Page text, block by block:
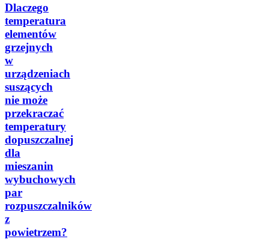
Dlaczego
temperatura
elementów
grzejnych
w
urządzeniach
suszących
nie może
przekraczać
temperatury
dopuszczalnej
dla
mieszanin
wybuchowych
par
rozpuszczalników
z
powietrzem?